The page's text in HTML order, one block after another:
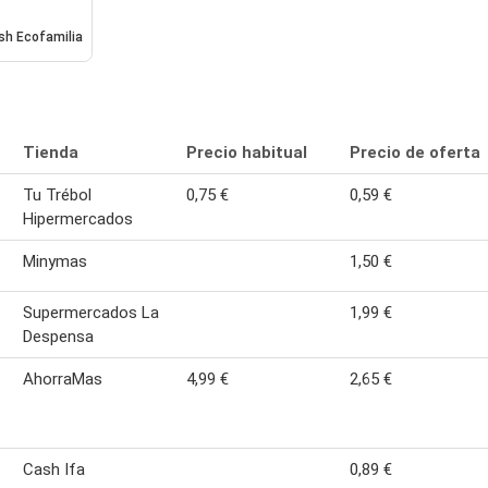
Ecofamilia
Tienda Precio habitual Precio de oferta
Tu Trébol
Hipermercados
0,75 € 0,59 €
Minymas 1,50 €
Supermercados La
Despensa
1,99 €
AhorraMas 4,99 € 2,65 €
Cash Ifa 0,89 €